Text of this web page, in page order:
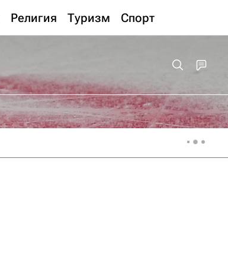
Религия Туризм Спорт